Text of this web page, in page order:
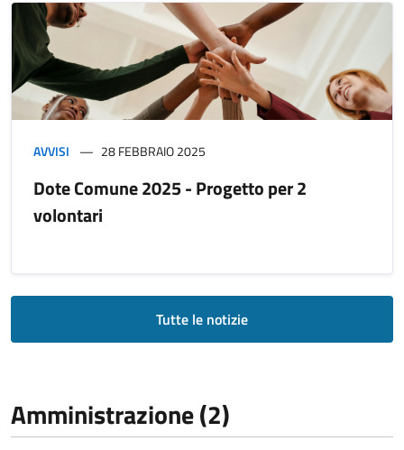
AVVISI 28 FEBBRAIO 2025
Dote Comune 2025 - Progetto per 2
volontari
Tutte le notizie
Amministrazione (2)